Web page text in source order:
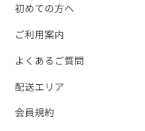
初めての方へ
ご利用案内
よくあるご質問
配送エリア
会員規約